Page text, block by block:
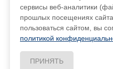
E-mail:
сервисы веб-аналитики
прошлых посещениях
пользоваться сайтом, вы
политикой
ПРИНЯТЬ